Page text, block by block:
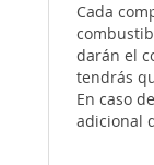
Cada
darán el
tendrás
En caso
adicional